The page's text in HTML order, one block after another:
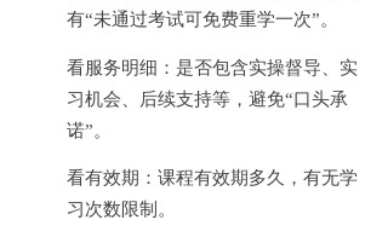
有“未通过考试可免费重学一次”。
看服务明细：是否包含实操督导、实
习机会、后续支持等，避免“口头承
诺”。
看有效期：课程有效期多久，有无学
习次数限制。